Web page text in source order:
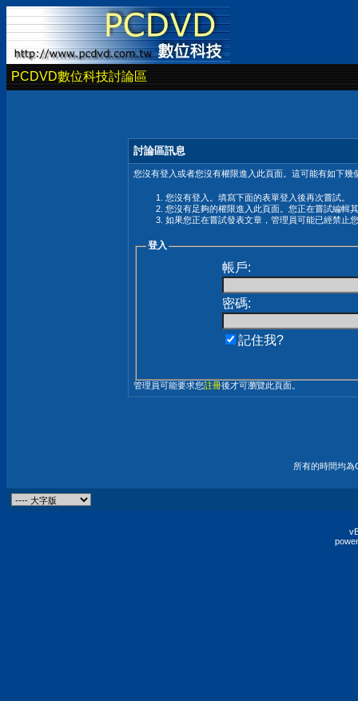
PCDVD數位科技討論區
討論區訊息
您沒有登入或者您沒有權限進入此頁面。這可能有如下幾
您沒有登入。填寫下面的表單登入後再次嘗試。
您沒有足夠的權限進入此頁面。您正在嘗試編輯
如果您正在嘗試發表文章，管理員可能已經禁止
登入
帳戶:
密碼:
記住我?
管理員可能要求您註冊後才可瀏覽此頁面。
所有的時間均為